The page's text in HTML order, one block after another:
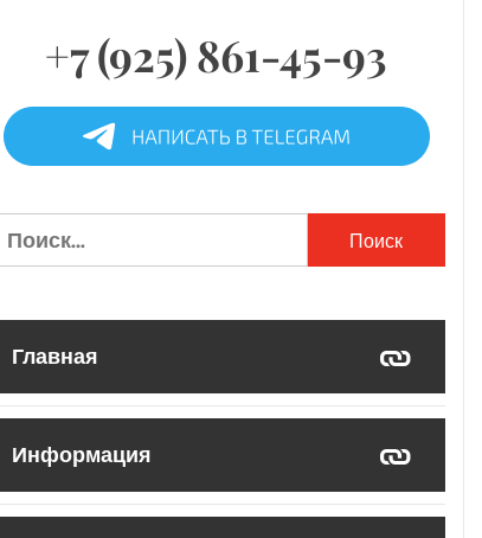
+7 (925) 861-45-93
Найти:
Главная
Информация